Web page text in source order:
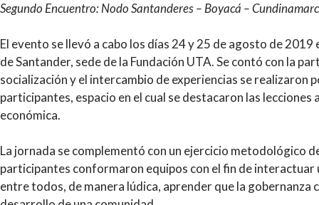
Segundo Encuentro: Nodo Santanderes – Boyacá –
El evento se llevó a cabo los días 24 y 25 de agosto de
de Santander, sede de la Fundación UTA. Se contó con la
socialización y el intercambio de experiencias se realizaron
participantes, espacio en el cual se destacaron las
económica.
La jornada se complementó con un ejercicio metodológico
participantes conformaron equipos con el fin de
entre todos, de manera lúdica, aprender que la